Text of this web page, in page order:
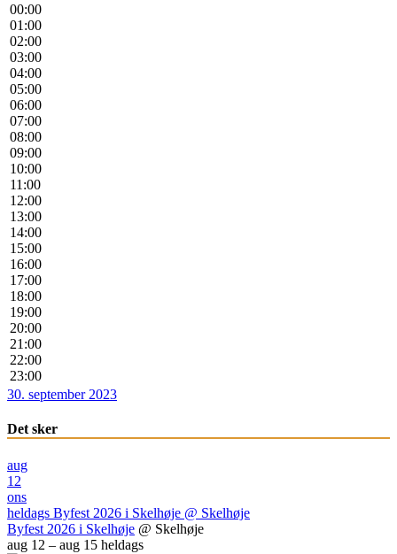
00:00
01:00
02:00
03:00
04:00
05:00
06:00
07:00
08:00
09:00
10:00
11:00
12:00
13:00
14:00
15:00
16:00
17:00
18:00
19:00
20:00
21:00
22:00
23:00
30. september 2023
Det sker
aug
12
ons
heldags Byfest 2026 i Skelhøje @ Skelhøje
Byfest 2026 i Skelhøje @ Skelhøje
aug 12 – aug 15 heldags